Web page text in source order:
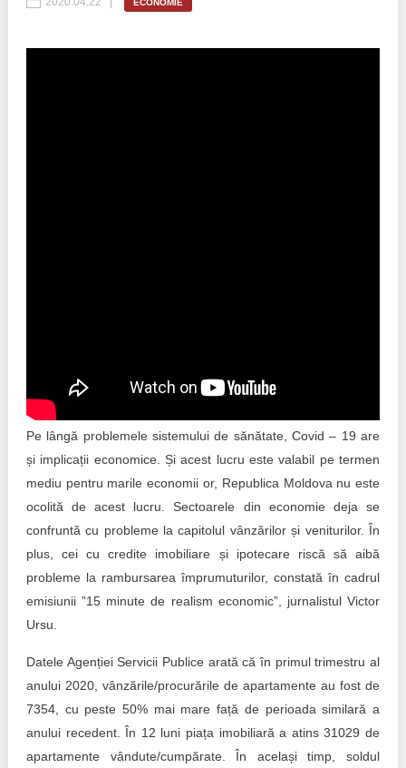
Transparency of state – owned enterprises
Democracy, independence and transparency of key
public institutions in Moldova
Integrity of public procurement in Moldova
ECONOMIE
Pe lângă problemele sistemului de sănătate, Covid – 19 are
și implicații economice. Și acest lucru este valabil pe termen
mediu pentru marile economii or, Republica Moldova nu este
ocolită de acest lucru. Sectoarele din economie deja se
confruntă cu probleme la capitolul vânzărilor și veniturilor. În
plus, cei cu credite imobiliare și ipotecare riscă să aibă
probleme la rambursarea împrumuturilor, constată în cadrul
emisiunii ”15 minute de realism economic”, jurnalistul Victor
Ursu.
Datele Agenției Servicii Publice arată că în primul trimestru al
anului 2020, vânzările/procurările de apartamente au fost de
7354, cu peste 50% mai mare față de perioada similară a
anului recedent. În 12 luni piața imobiliară a atins 31029 de
apartamente vândute/cumpărate. În același timp, soldul